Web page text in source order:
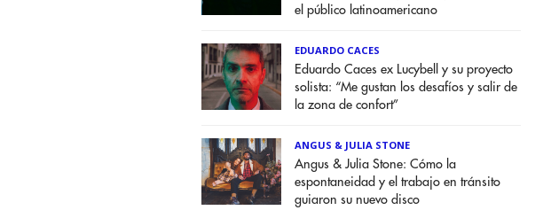
el público latinoamericano
EDUARDO CACES
Eduardo Caces ex Lucybell y su proyecto
solista: “Me gustan los desafíos y salir de
la zona de confort”
ANGUS & JULIA STONE
Angus & Julia Stone: Cómo la
espontaneidad y el trabajo en tránsito
guiaron su nuevo disco